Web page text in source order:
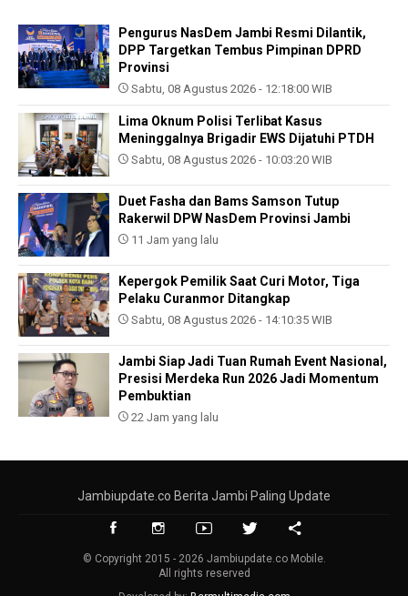
Pengurus NasDem Jambi Resmi Dilantik,
DPP Targetkan Tembus Pimpinan DPRD
Provinsi
Sabtu, 08 Agustus 2026 - 12:18:00 WIB
Lima Oknum Polisi Terlibat Kasus
Meninggalnya Brigadir EWS Dijatuhi PTDH
Sabtu, 08 Agustus 2026 - 10:03:20 WIB
Duet Fasha dan Bams Samson Tutup
Rakerwil DPW NasDem Provinsi Jambi
11 Jam yang lalu
Kepergok Pemilik Saat Curi Motor, Tiga
Pelaku Curanmor Ditangkap
Sabtu, 08 Agustus 2026 - 14:10:35 WIB
Jambi Siap Jadi Tuan Rumah Event Nasional,
Presisi Merdeka Run 2026 Jadi Momentum
Pembuktian
22 Jam yang lalu
Jambiupdate.co Berita Jambi Paling Update
© Copyright 2015 - 2026 Jambiupdate.co Mobile.
All rights reserved